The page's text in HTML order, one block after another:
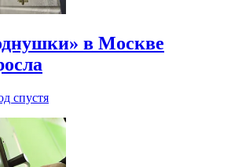
в Москве
спустя